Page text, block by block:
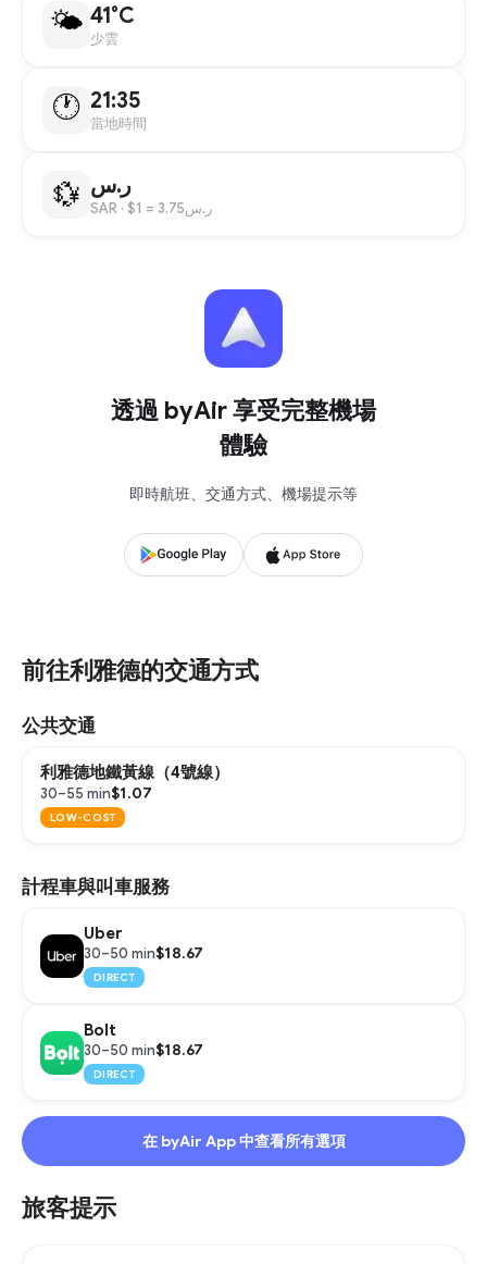
🌤 41°C
少雲
🕐 21:35
當地時間
💱 ر.س
SAR · $1 = ر.س3.75
透過 byAir 享受完整機場
體驗
即時航班、交通方式、機場提示等
前往利雅德的交通方式
公共交通
利雅德地鐵黃線（4號線）
30–55 min$1.07
LOW-COST
計程車與叫車服務
Uber
30–50 min$18.67
DIRECT
Bolt
30–50 min$18.67
DIRECT
在 byAir App 中查看所有選項
旅客提示